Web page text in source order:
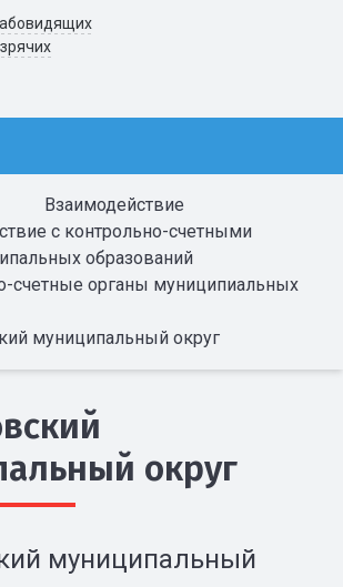
Взаимодействие
с контрольно-счетными
образований
счетные органы муниципиальных
муниципальный округ
округ
муниципальный